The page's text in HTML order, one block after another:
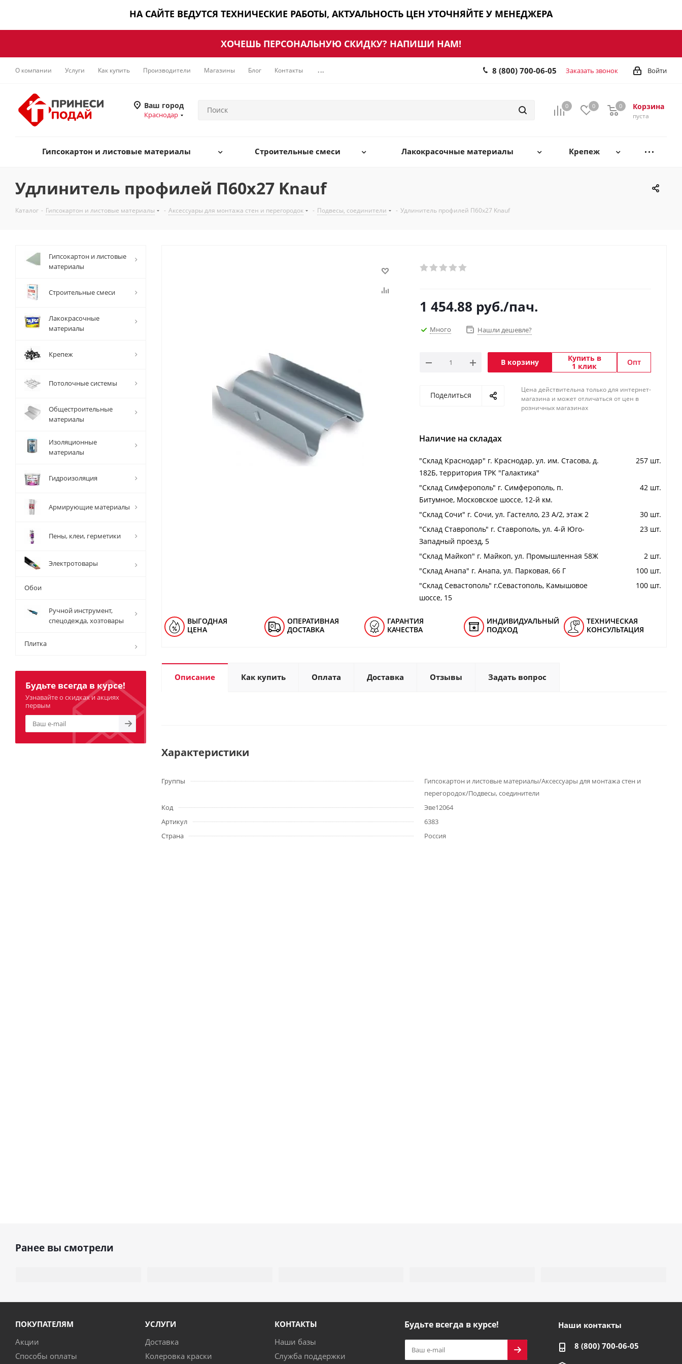
НА САЙТЕ ВЕДУТСЯ ТЕХНИЧЕСКИЕ РАБОТЫ, АКТУАЛЬНОСТЬ ЦЕН УТОЧНЯЙТЕ У МЕНЕДЖЕРА
ХОЧЕШЬ ПЕРСОНАЛЬНУЮ СКИДКУ? НАПИШИ НАМ!
О компании Услуги Как купить Производители Магазины Блог Контакты ... Войти
8 (800) 700-06-05 Заказать звонок
Ваш город
Краснодар
0 0 Корзина
0
пуста
0
Гипсокартон и листовые материалы Строительные смеси Лакокрасочные материалы Крепеж
Удлинитель профилей П60х27 Knauf
Каталог - Гипсокартон и листовые материалы - Аксессуары для монтажа стен и перегородок - Подвесы, соединители - Удлинитель профилей П60х27 Knauf
1 454.88 руб./пач.
Много Нашли дешевле?
В корзину
Купить в
1 клик
Опт
Поделиться
Цена действительна только для интернет-
магазина и может отличаться от цен в
розничных магазинах
Наличие на складах
"Cклад Краснодар" г. Краснодар, ул. им. Стасова, д.
182Б, территория ТРК "Галактика"
257 шт.
"Cклад Симферополь" г. Симферополь, п.
Битумное, Московское шоссе, 12-й км.
42 шт.
"Cклад Сочи" г. Сочи, ул. Гастелло, 23 А/2, этаж 2
30 шт.
"Cклад Ставрополь" г. Ставрополь, ул. 4-й Юго-
Западный проезд, 5
23 шт.
"Cклад Майкоп" г. Майкоп, ул. Промышленная 58Ж
2 шт.
"Cклад Анапа" г. Анапа, ул. Парковая, 66 Г
100 шт.
"Cклад Севастополь" г.Севастополь, Камышовое
шоссе, 15
100 шт.
ВЫГОДНАЯ
ЦЕНА
ОПЕРАТИВНАЯ
ДОСТАВКА
ГАРАНТИЯ
КАЧЕСТВА
ИНДИВИДУАЛЬНЫЙ
ПОДХОД
ТЕХНИЧЕСКАЯ
КОНСУЛЬТАЦИЯ
Описание Как купить Оплата Доставка Отзывы Задать вопрос
Характеристики
Группы
Гипсокартон и листовые материалы/Аксессуары для монтажа стен и
перегородок/Подвесы, соединители
Код
Эве12064
Артикул
6383
Страна
Россия
Гипсокартон и листовые
материалы
Строительные смеси
Лакокрасочные
материалы
Крепеж
Потолочные системы
Общестроительные
материалы
Изоляционные
материалы
Гидроизоляция
Армирующие материалы
Пены, клеи, герметики
Электротовары
Обои
Ручной инструмент,
спецодежда, хозтовары
Плитка
Будьте всегда в курсе!
Узнавайте о скидках и акциях
первым
Ранее вы смотрели
ПОКУПАТЕЛЯМ
Акции
Способы оплаты
УСЛУГИ
Доставка
Колеровка краски
КОНТАКТЫ
Наши базы
Служба поддержки
Будьте всегда в курсе! Наши контакты
8 (800) 700-06-05